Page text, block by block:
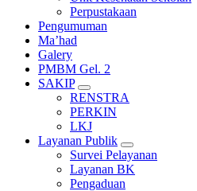
Perpustakaan
Pengumuman
Ma’had
Galery
PMBM Gel. 2
SAKIP
RENSTRA
PERKIN
LKJ
Layanan Publik
Survei Pelayanan
Layanan BK
Pengaduan